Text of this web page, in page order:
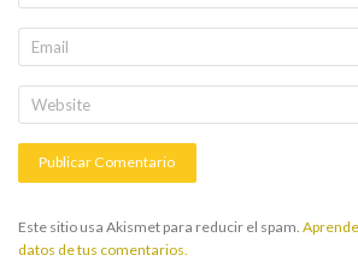
Este sitio usa Akismet para reducir el spam.
datos de tus comentarios.